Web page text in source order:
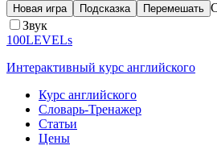
Новая игра Подсказка Перемешать
Звук
100LEVELs
Интерактивный курс английского
Курс английского
Словарь-Тренажер
Статьи
Цены